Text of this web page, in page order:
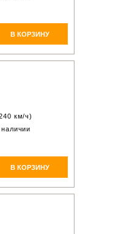
В КОРЗИНУ
км/ч)
В КОРЗИНУ